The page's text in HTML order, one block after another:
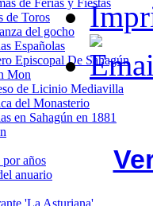
de Ferias y Fiestas
de Toros
del gocho
Españolas
Episcopal De Sahagún
Mon
de Licinio Mediavilla
del Monasterio
en Sahagún en 1881
años
anuario
'La Asturiana'